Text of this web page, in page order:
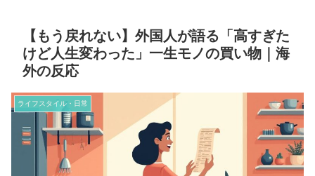
【もう戻れない】外国人が語る「高すぎた
けど人生変わった」一生モノの買い物｜海
外の反応
ライフスタイル・日常